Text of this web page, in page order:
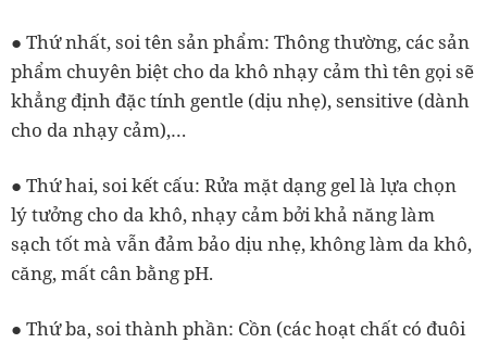
● Thứ nhất, soi tên sản phẩm: Thông thường, các sản
phẩm chuyên biệt cho da khô nhạy cảm thì tên gọi sẽ
khẳng định đặc tính gentle (dịu nhẹ), sensitive (dành
cho da nhạy cảm),…
● Thứ hai, soi kết cấu: Rửa mặt dạng gel là lựa chọn
lý tưởng cho da khô, nhạy cảm bởi khả năng làm
sạch tốt mà vẫn đảm bảo dịu nhẹ, không làm da khô,
căng, mất cân bằng pH.
● Thứ ba, soi thành phần: Cồn (các hoạt chất có đuôi